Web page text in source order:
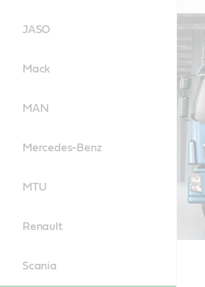
JASO
Mack
MAN
Mercedes-Benz
MTU
Renault
Scania